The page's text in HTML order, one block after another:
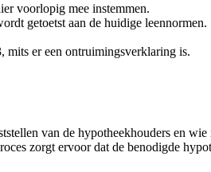
voorlopig mee instemmen.
getoetst aan de huidige leennormen.
er een ontruimingsverklaring is.
van de hypotheekhouders en
zorgt ervoor dat de benodigde